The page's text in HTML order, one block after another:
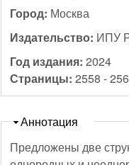
Город: Москва
Издательство: ИПУ
Год издания:2024
Страницы:2558 -
Скрыть
Аннотация
Предложены две